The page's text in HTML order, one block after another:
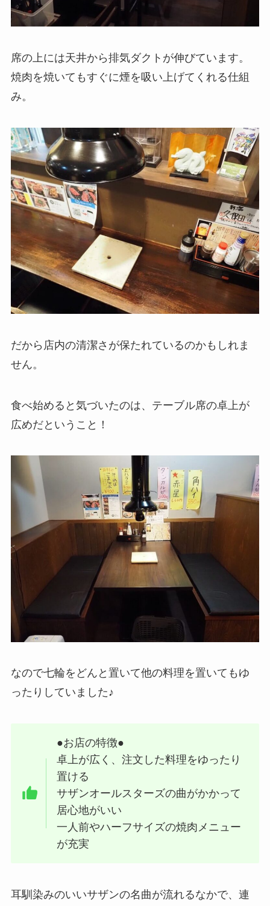
席の上には天井から排気ダクトが伸びています。
焼肉を焼いてもすぐに煙を吸い上げてくれる仕組
み。
だから店内の清潔さが保たれているのかもしれま
せん。
食べ始めると気づいたのは、テーブル席の卓上が
広めだということ！
なので七輪をどんと置いて他の料理を置いてもゆ
ったりしていました♪
●お店の特徴●
卓上が広く、注文した料理をゆったり
置ける
サザンオールスターズの曲がかかって
居心地がいい
一人前やハーフサイズの焼肉メニュー
が充実
耳馴染みのいいサザンの名曲が流れるなかで、連